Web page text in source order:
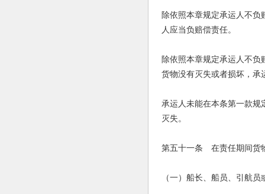
除依照本章规定承运人不
人应当负赔偿责任。
除依照本章规定承运人不
货物没有灭失或者损坏，承
承运人未能在本条第一款规
灭失。
第五十一条 在责任期间货
（一）船长、船员、引航